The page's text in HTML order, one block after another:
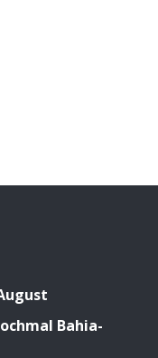
Bahia-